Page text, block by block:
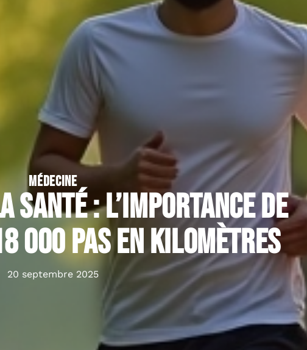
MÉDECINE
santé : l’importance de
000 pas en kilomètres
20 septembre 2025